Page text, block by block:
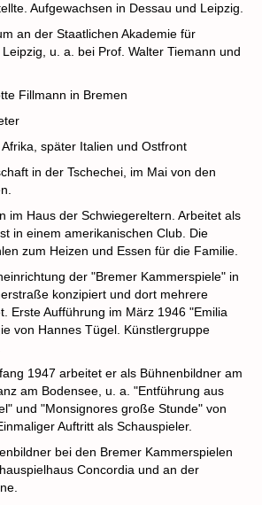
Aufgewachsen in Dessau und Leipzig.
an der Staatlichen Akademie für
u. a. bei Prof. Walter Tiemann und
Fillmann in Bremen
später Italien und Ostfront
in der Tschechei, im Mai von den
im Haus der Schwiegereltern. Arbeitet als
in einem amerikanischen Club. Die
zum Heizen und Essen für die Familie.
der "Bremer Kammerspiele" in
konzipiert und dort mehrere
Erste Aufführung im März 1946 "Emilia
von Hannes Tügel. Künstlergruppe
1947 arbeitet er als Bühnenbildner am
am Bodensee, u. a. "Entführung aus
und "Monsignores große Stunde" von
Auftritt als Schauspieler.
bei den Bremer Kammerspielen
Concordia und an der